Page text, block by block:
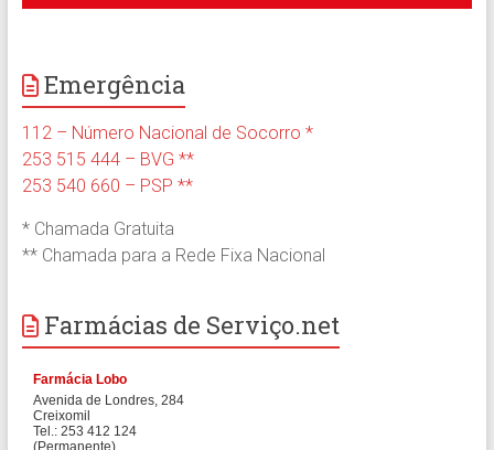
Emergência
112 – Número Nacional de Socorro *
253 515 444 – BVG **
253 540 660 – PSP **
* Chamada Gratuita
** Chamada para a Rede Fixa Nacional
Farmácias de Serviço.net